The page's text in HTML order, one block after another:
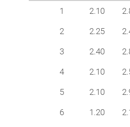
1 2.10
2 2.25
3 2.40
4 2.10
5 2.10
6 1.20